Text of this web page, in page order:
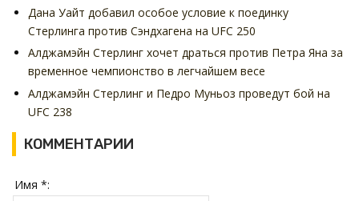
Дана Уайт добавил особое условие к поединку
Стерлинга против Сэндхагена на UFC 250
Алджамэйн Стерлинг хочет драться против Петра Яна за
временное чемпионство в легчайшем весе
Алджамэйн Стерлинг и Педро Муньоз проведут бой на
UFC 238
КОММЕНТАРИИ
Имя *: